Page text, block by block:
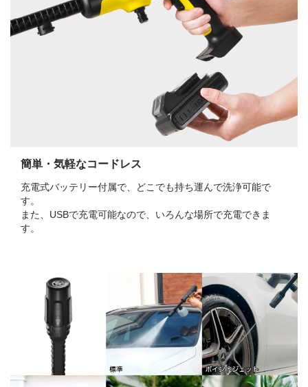
簡単・気軽なコードレス
充電式バッテリー付属で、どこでも持ち運んで洗浄可能で
す。
また、USBで充電可能なので、いろんな場所で充電できま
す。